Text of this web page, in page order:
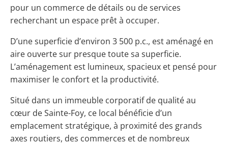
pour un commerce de détails ou de services
recherchant un espace prêt à occuper.
D’une superficie d’environ 3 500 p.c., est aménagé en
aire ouverte sur presque toute sa superficie.
L’aménagement est lumineux, spacieux et pensé pour
maximiser le confort et la productivité.
Situé dans un immeuble corporatif de qualité au
cœur de Sainte-Foy, ce local bénéficie d’un
emplacement stratégique, à proximité des grands
axes routiers, des commerces et de nombreux